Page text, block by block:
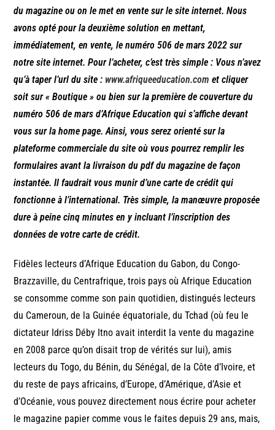
du magazine ou on le met en vente sur le site internet. Nous
avons opté pour la deuxième solution en mettant,
immédiatement, en vente, le numéro 506 de mars 2022 sur
notre site internet. Pour l’acheter, c’est très simple : Vous n’avez
qu’à taper l’url du site : www.afriqueeducation.com et cliquer
soit sur « Boutique » ou bien sur la première de couverture du
numéro 506 de mars d’Afrique Education qui s’affiche devant
vous sur la home page. Ainsi, vous serez orienté sur la
plateforme commerciale du site où vous pourrez remplir les
formulaires avant la livraison du pdf du magazine de façon
instantée. Il faudrait vous munir d’une carte de crédit qui
fonctionne à l’international. Très simple, la manœuvre proposée
dure à peine cinq minutes en y incluant l’inscription des
données de votre carte de crédit.
Fidèles lecteurs d’Afrique Education du Gabon, du Congo-
Brazzaville, du Centrafrique, trois pays où Afrique Education
se consomme comme son pain quotidien, distingués lecteurs
du Cameroun, de la Guinée équatoriale, du Tchad (où feu le
dictateur Idriss Déby Itno avait interdit la vente du magazine
en 2008 parce qu’on disait trop de vérités sur lui), amis
lecteurs du Togo, du Bénin, du Sénégal, de la Côte d’Ivoire, et
du reste de pays africains, d’Europe, d’Amérique, d’Asie et
d’Océanie, vous pouvez directement nous écrire pour acheter
le magazine papier comme vous le faites depuis 29 ans, mais,